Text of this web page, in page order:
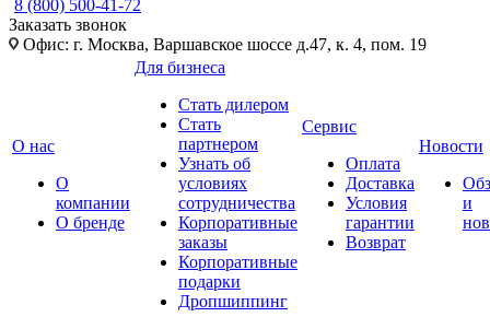
8 (800) 500-41-72
Заказать звонок
Офис: г. Москва, Варшавское шоссе д.47, к. 4, пом. 19
О нас
О
компании
О бренде
Для бизнеса
Стать дилером
Стать
партнером
Узнать об
условиях
сотрудничества
Корпоративные
заказы
Корпоративные
подарки
Дропшиппинг
Сервис
Оплата
Доставка
Условия
гарантии
Возврат
Новости
и